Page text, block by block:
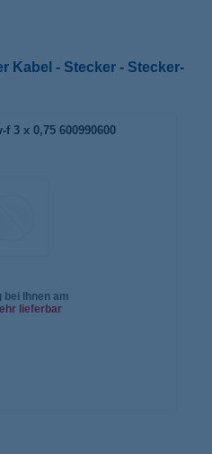
Kabel - Stecker - Stecker-
f 3 x 0,75 600990600
bei Ihnen am
lieferbar